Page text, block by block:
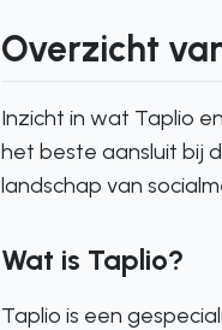
Overzicht
Inzicht in wat Taplio
het beste aansluit bij
landschap van
Wat is Taplio?
Taplio is een